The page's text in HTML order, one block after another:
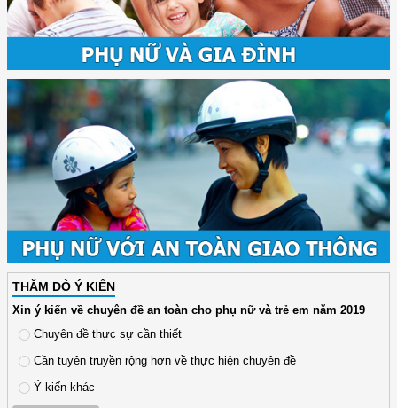
THĂM DÒ Ý KIẾN
Xin ý kiến về chuyên đề an toàn cho phụ nữ và trẻ em năm 2019
Chuyên đề thực sự cần thiết
Cần tuyên truyền rộng hơn về thực hiện chuyên đề
Ý kiến khác